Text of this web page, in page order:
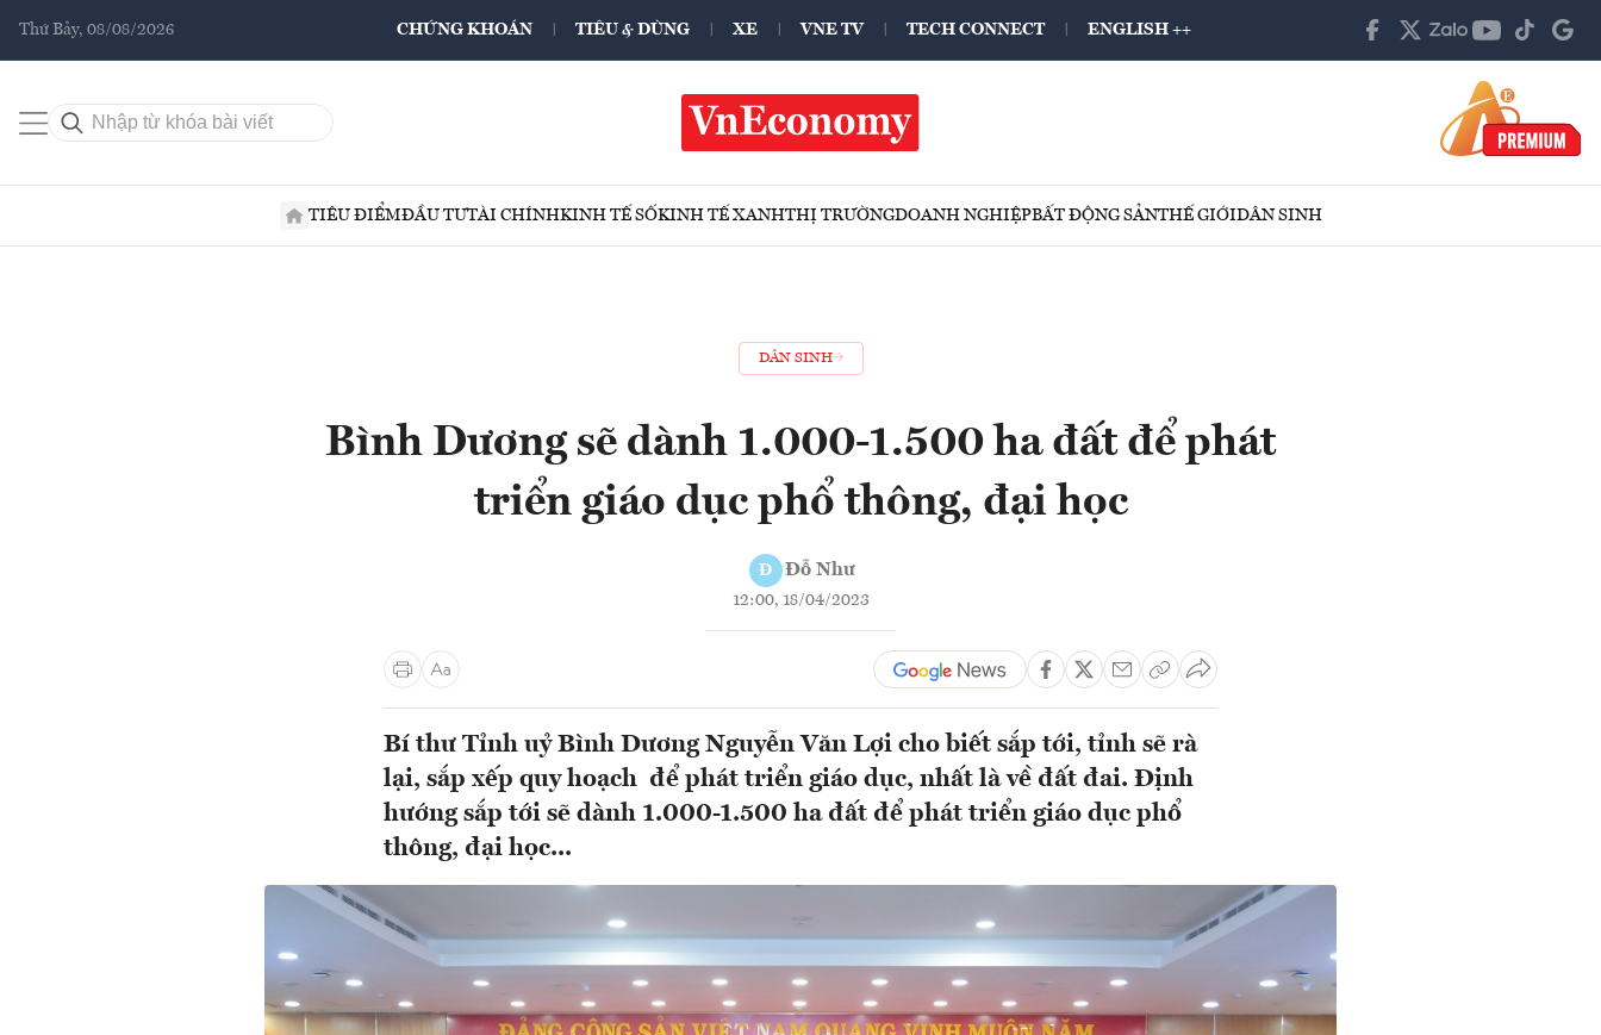
Thứ Bảy, 08/08/2026 CHỨNG KHOÁN TIÊU & DÙNG XE VNE TV TECH CONNECT ENGLISH ++
TIÊU ĐIỂMĐẦU TƯTÀI CHÍNHKINH TẾ SỐKINH TẾ XANHTHỊ TRƯỜNGDOANH NGHIỆPBẤT ĐỘNG SẢNTHẾ GIỚIDÂN SINH
DÂN SINH
Bình Dương sẽ dành 1.000-1.500 ha đất để phát
triển giáo dục phổ thông, đại học
Đ Đỗ Như
12:00, 18/04/2023
Bí thư Tỉnh uỷ Bình Dương Nguyễn Văn Lợi cho biết sắp tới, tỉnh sẽ rà
lại, sắp xếp quy hoạch để phát triển giáo dục, nhất là về đất đai. Định
hướng sắp tới sẽ dành 1.000-1.500 ha đất để phát triển giáo dục phổ
thông, đại học...